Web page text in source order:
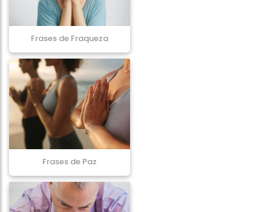
Frases de Fraqueza
Frases de Paz